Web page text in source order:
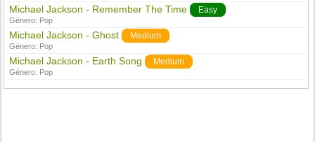
Michael Jackson - Remember The Time Easy
Género: Pop
Michael Jackson - Ghost Medium
Género: Pop
Michael Jackson - Earth Song Medium
Género: Pop